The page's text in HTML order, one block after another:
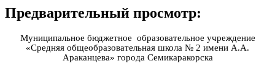
Предварительный просмотр:
Муниципальное бюджетное образовательное учреждение
«Средняя общеобразовательная школа № 2 имени А.А.
Араканцева» города Семикаракорска